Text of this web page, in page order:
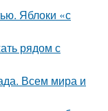
Яблоки «с
рядом с
Всем мира и